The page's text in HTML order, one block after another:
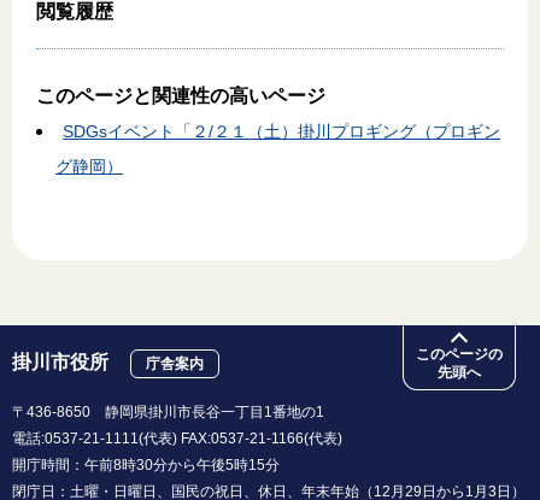
閲覧履歴
このページと 関連性の高いページ
SDGsイベント「２/２１（土）掛川プロギング（プロギン
グ静岡）
このページの
先頭へ
掛川市役所 庁舎案内
〒436-8650 静岡県掛川市長谷一丁目1番地の1
電話:0537-21-1111(代表) FAX:0537-21-1166(代表)
開庁時間：午前8時30分から午後5時15分
閉庁日：土曜・日曜日、国民の祝日、休日、年末年始（12月29日から1月3日）